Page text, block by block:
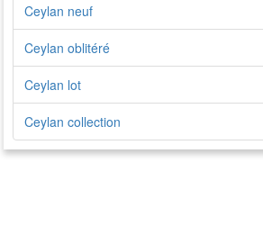
Ceylan neuf
Ceylan oblitéré
Ceylan lot
Ceylan collection